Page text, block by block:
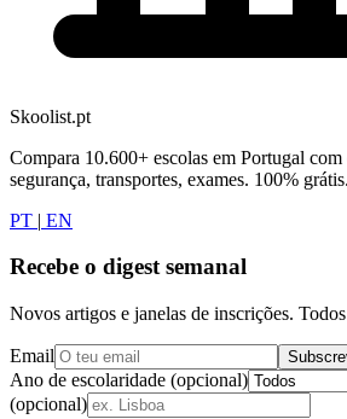
Skoolist.pt
Compara 10.600+ escolas em Portugal com
segurança, transportes, exames. 100% grátis.
PT | EN
Recebe o digest semanal
Novos artigos e janelas de inscrições.
Email
Ano de escolaridade (opcional)
(opcional)